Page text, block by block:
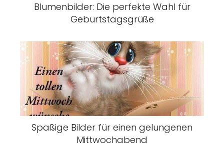
Blumenbilder: Die perfekte Wahl für
Geburtstagsgrüße
Spaßige Bilder für einen gelungenen
Mittwochabend